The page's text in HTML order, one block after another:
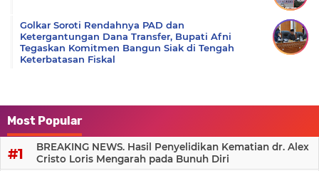
Golkar Soroti Rendahnya PAD dan
Ketergantungan Dana Transfer, Bupati Afni
Tegaskan Komitmen Bangun Siak di Tengah
Keterbatasan Fiskal
Most Popular
BREAKING NEWS. Hasil Penyelidikan Kematian dr. Alex
Cristo Loris Mengarah pada Bunuh Diri